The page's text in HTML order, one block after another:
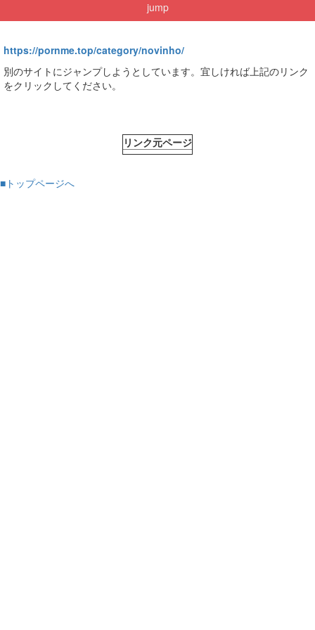
jump
https://pornme.top/category/novinho/
別のサイトにジャンプしようとしています。宜しければ上記のリンク
をクリックしてください。
リンク元ページ
■トップページへ